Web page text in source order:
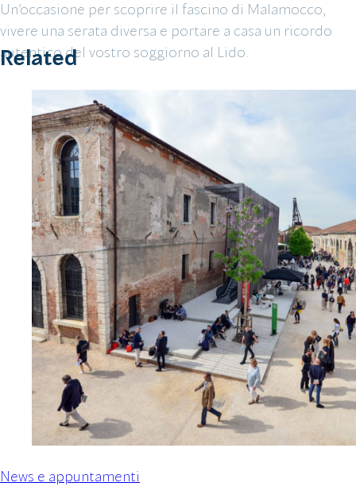
autentico del vostro soggiorno al Lido.
Related
News e appuntamenti